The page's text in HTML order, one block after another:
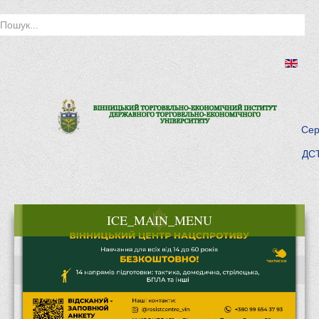
ICE_MAIN_MENU
Історія інституту
Інститут сьогодні